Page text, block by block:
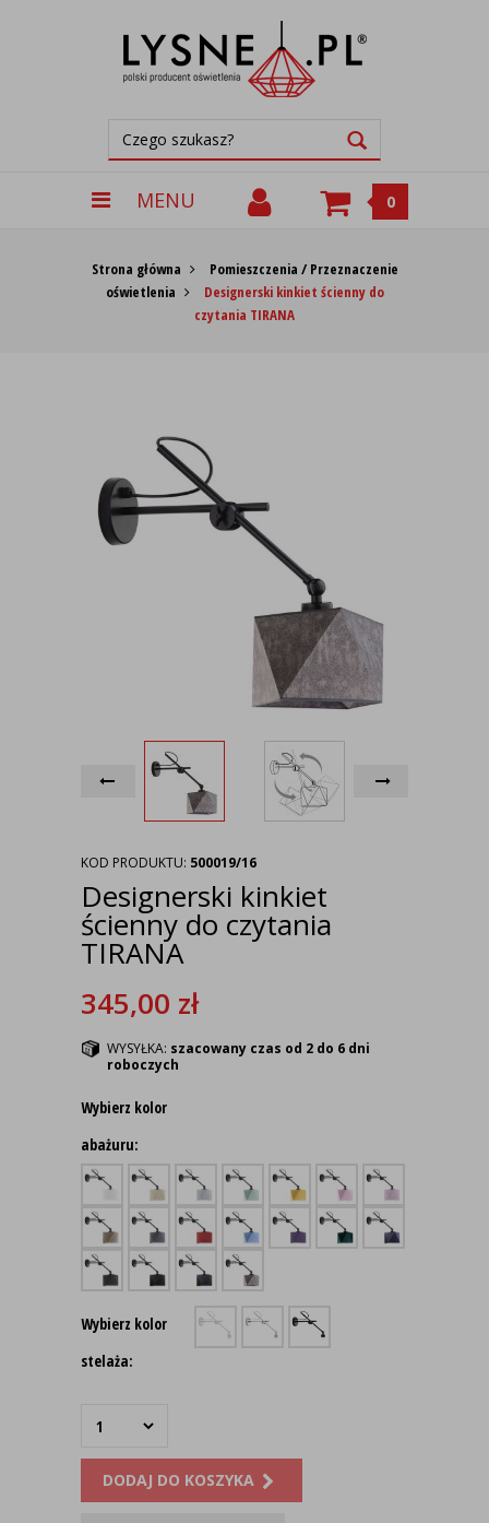
MENU 0
Strona główna
Pomieszczenia / Przeznaczenie
oświetlenia
Designerski kinkiet ścienny do
czytania TIRANA
KOD PRODUKTU: 500019/16
Designerski kinkiet
ścienny do czytania
TIRANA
345,00 zł
WYSYŁKA: szacowany czas od 2 do 6 dni
roboczych
Wybierz kolor
abażuru:
Wybierz kolor
stelaża:
DODAJ DO KOSZYKA